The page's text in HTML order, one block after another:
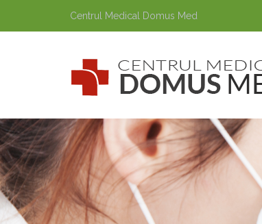
Centrul Medical Domus Med